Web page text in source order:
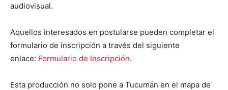
audiovisual.
Aquellos interesados en postularse pueden completar el
formulario de inscripción a través del siguiente
enlace: Formulario de Inscripción.
Esta producción no solo pone a Tucumán en el mapa de